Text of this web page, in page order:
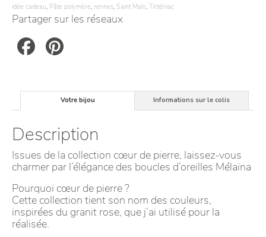
idée cadeau, Pâte polymère, rennes, Saint Malo, Tinténiac
Partager sur les réseaux
Facebook
Votre bijou Informations sur le colis
Description
Issues de la collection cœur de pierre, laissez-vous
charmer par l’élégance des boucles d’oreilles Mélaïna
Pourquoi cœur de pierre ?
Cette collection tient son nom des couleurs,
inspirées du granit rose, que j’ai utilisé pour la
réalisée.